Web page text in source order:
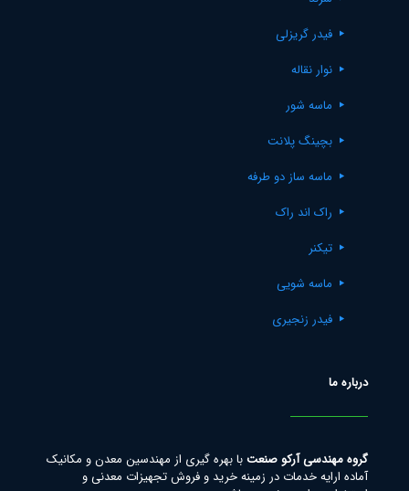
فیدر گریزلی
نوار نقاله
ماسه شور
بچینگ پلانت
ماسه ساز دو طرفه
راک اند راک
تیکنر
ماسه شویی
فیدر زنجیری
درباره ما
گروه مهندسی آرکو صنعتبا بهره گیری از مهندسین معدن و مکانیک
آماده ارایه خدمات در زمینه خرید و فروش تجهیزات معدنی و